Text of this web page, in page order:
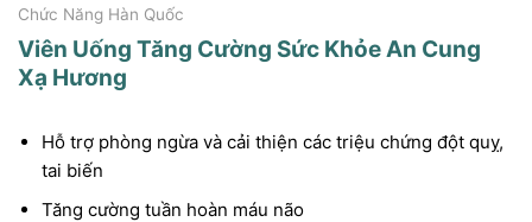
Chức Năng Hàn Quốc
Viên Uống Tăng Cường Sức Khỏe An Cung
Xạ Hương
Hỗ trợ phòng ngừa và cải thiện các triệu chứng đột quỵ,
tai biến
Tăng cường tuần hoàn máu não